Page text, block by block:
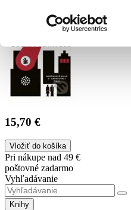
15,70 €
Vložiť do košíka
Pri nákupe nad 49 €
poštovné zadarmo
Vyhľadávanie
Knihy